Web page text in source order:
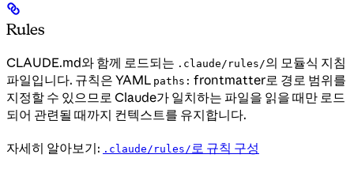
Rules
CLAUDE.md와 함께 로드되는 .claude/rules/의 모듈식 지침
파일입니다. 규칙은 YAML paths: frontmatter로 경로 범위를
지정할 수 있으므로 Claude가 일치하는 파일을 읽을 때만 로드
되어 관련될 때까지 컨텍스트를 유지합니다.
자세히 알아보기: .claude/rules/로 규칙 구성